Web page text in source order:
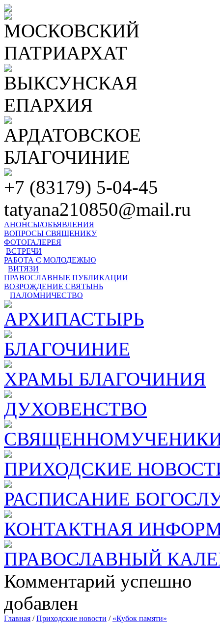
МОСКОВСКИЙ
ПАТРИАРХАТ
ВЫКСУНСКАЯ
ЕПАРХИЯ
АРДАТОВСКОЕ
БЛАГОЧИНИЕ
+7 (83179) 5-04-45
tatyana210850@mail.ru
АНОНСЫ/ОБЪЯВЛЕНИЯ
ВОПРОСЫ СВЯЩЕНИКУ
ФОТОГАЛЕРЕЯ
ВСТРЕЧИ
РАБОТА С МОЛОДЕЖЬЮ
ВИТЯЗИ
ПРАВОСЛАВНЫЕ ПУБЛИКАЦИИ
ВОЗРОЖДЕНИЕ СВЯТЫНЬ
ПАЛОМНИЧЕСТВО
АРХИПАСТЫРЬ
БЛАГОЧИНИЕ
ХРАМЫ БЛАГОЧИНИЯ
ДУХОВЕНСТВО
ПРИХОДСКИЕ
РАСПИСАНИЕ
КОНТАКТНАЯ
ПРАВОСЛАВНЫЙ
Комментарий успешно
добавлен
Главная /Приходские новости / «Кубок памяти»